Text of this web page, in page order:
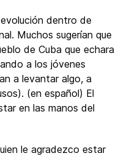
dentro de
Muchos sugerían que
de Cuba que echara
a los jóvenes
a levantar algo, a
(en español) El
en las manos del
le agradezco estar